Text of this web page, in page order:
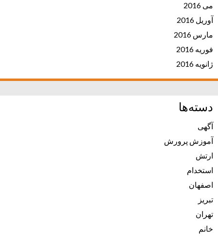
می 2016
آوریل 2016
مارس 2016
فوریه 2016
ژانویه 2016
دسته‌ها
آگهی
آموزش پرورش
ارتش
استخدام
اصفهان
تبریز
تهران
خانم